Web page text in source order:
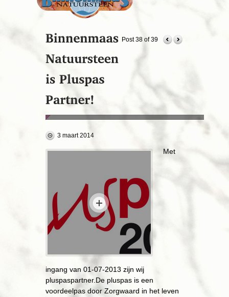
Post 38 of 39
3 maart 2014
Met
ingang van 01-07-2013 zijn wij
pluspaspartner. De pluspas is een
voordeelpas door Zorgwaard in het leven